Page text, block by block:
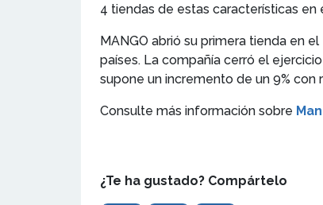
4 tiendas de estas características en
MANGO abrió su primera tienda en
países. La compañía cerró el
supone un incremento de un 9%
Consulte más información sobre
¿Te ha gustado? Compártelo